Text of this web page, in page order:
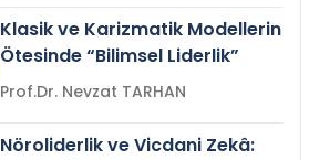
Klasik ve Karizmatik Modellerin
Ötesinde “Bilimsel Liderlik”
Prof.Dr. Nevzat TARHAN
Nöroliderlik ve Vicdani Zekâ: